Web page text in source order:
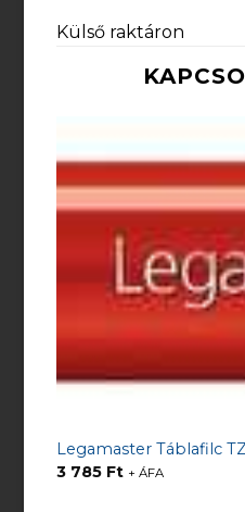
Külső raktáron
Legamaster Táblafilc
3 785 Ft + ÁFA